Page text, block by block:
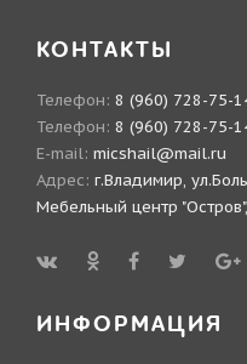
КОНТАКТЫ
Телефон: 8 (960) 728-75-
Телефон: 8 (960) 728-75-
E-mail: micshail@mail.ru
Адрес: г.Владимир,
Мебельный центр
ИНФОРМАЦИЯ